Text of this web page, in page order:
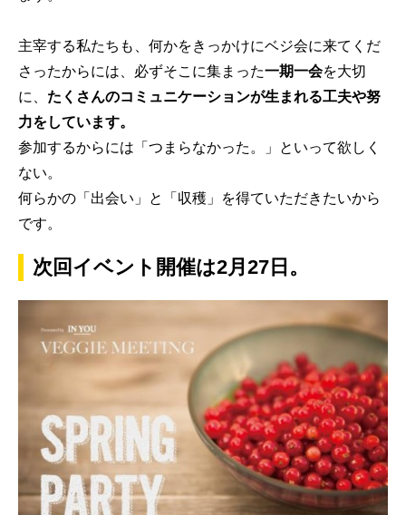
主宰する私たちも、何かをきっかけにベジ会に来てくだ
さったからには、必ずそこに集まった一期一会を大切
に、 たくさんのコミュニケーションが生まれる工夫や努
力をしています。
参加するからには「つまらなかった。」といって欲しく
ない。
何らかの「出会い」と「収穫」を得ていただきたいから
です。
次回イベント開催は2月27日。